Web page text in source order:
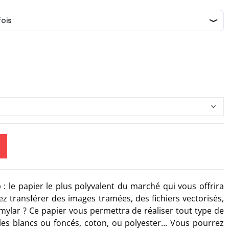
: le papier le plus polyvalent du marché qui vous offrira
transférer des images tramées, des fichiers vectorisés,
? Ce papier vous permettra de réaliser tout type de
blancs ou foncés, coton, ou polyester... Vous pourrez